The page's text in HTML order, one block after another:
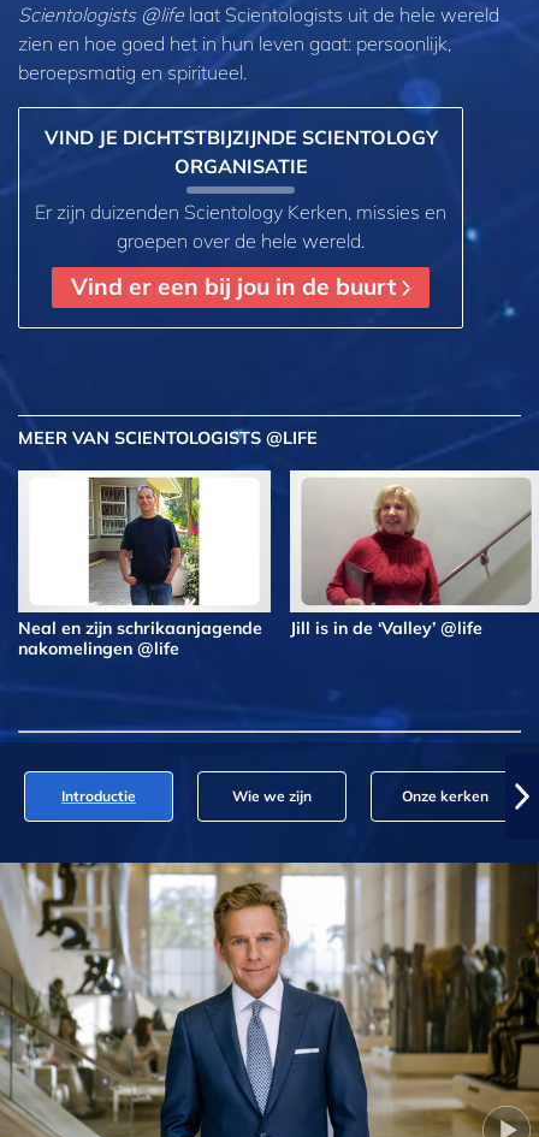
Scientologists @lifelaat Scientologists uit de hele wereld
zien en hoe goed het in hun leven gaat: persoonlijk,
beroepsmatig en spiritueel.
VIND JE DICHTSTBIJZIJNDE SCIENTOLOGY
ORGANISATIE
Er zijn duizenden Scientology Kerken, missies en
groepen over de hele wereld.
Vind er een bij jou in de buurt
MEER VAN SCIENTOLOGISTS @LIFE
Neal en zijn schrikaanjagende
nakomelingen @life
Jill is in de ‘Valley’ @life
Introductie Wie we zijn Onze kerken